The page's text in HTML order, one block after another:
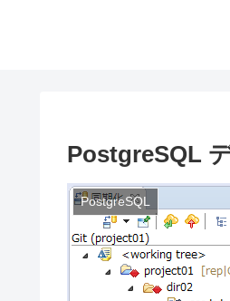
PostgreSQL
PostgreSQL